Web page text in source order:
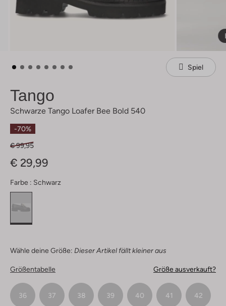
Spiel
Tango
Schwarze Tango Loafer Bee Bold 540
-70%
€ 99,95
€ 29,99
Farbe : Schwarz
Wähle deine Größe: Dieser Artikel fällt kleiner aus
Größentabelle Größe ausverkauft?
36 37 38 39 40 41 42